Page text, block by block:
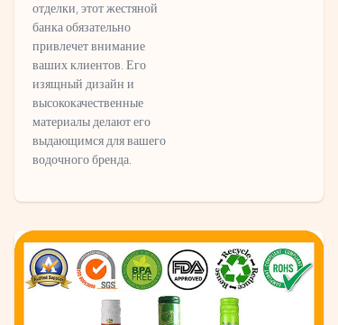
отделки, этот жестяной
банка обязательно
привлечет внимание
ваших клиентов. Его
изящный дизайн и
высококачественные
материалы делают его
выдающимся для вашего
водочного бренда.